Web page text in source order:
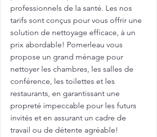
professionnels de la santé. Les nos
tarifs sont conçus pour vous offrir une
solution de nettoyage efficace, à un
prix abordable! Pomerleau vous
propose un grand ménage pour
nettoyer les chambres, les salles de
conférence, les toilettes et les
restaurants, en garantissant une
propreté impeccable pour les futurs
invités et en assurant un cadre de
travail ou de détente agréable!